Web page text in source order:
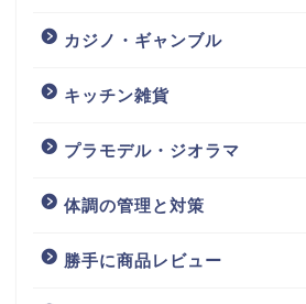
カジノ・ギャンブル
キッチン雑貨
プラモデル・ジオラマ
体調の管理と対策
勝手に商品レビュー